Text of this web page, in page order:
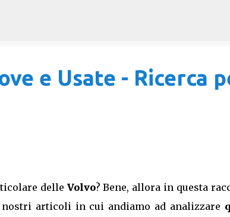
e Usate - Ricerca
delle Volvo? Bene, allora in questa
articoli in cui andiamo ad analizzare